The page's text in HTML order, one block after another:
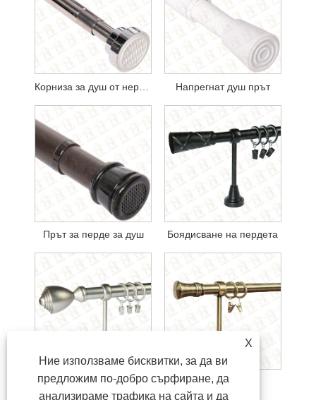
Напрегнат душ прът
Прът за перде за душ Боядисване на пердета
Покритие корнизи Гладка корниза
X
Ние използваме бисквитки, за да ви
предложим по-добро сърфиране, да
анализираме трафика на сайта и да